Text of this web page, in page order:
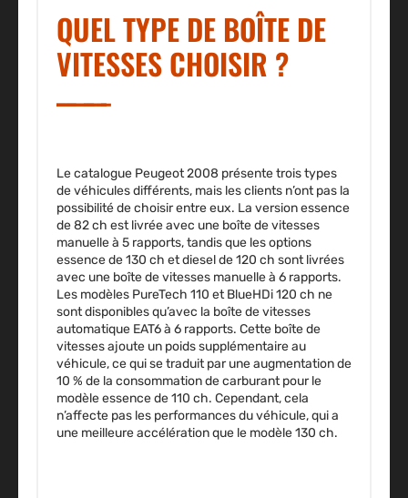
QUEL TYPE DE BOÎTE DE
VITESSES CHOISIR ?
Le catalogue Peugeot 2008 présente trois types
de véhicules différents, mais les clients n’ont pas la
possibilité de choisir entre eux. La version essence
de 82 ch est livrée avec une boîte de vitesses
manuelle à 5 rapports, tandis que les options
essence de 130 ch et diesel de 120 ch sont livrées
avec une boîte de vitesses manuelle à 6 rapports.
Les modèles PureTech 110 et BlueHDi 120 ch ne
sont disponibles qu’avec la boîte de vitesses
automatique EAT6 à 6 rapports. Cette boîte de
vitesses ajoute un poids supplémentaire au
véhicule, ce qui se traduit par une augmentation de
10 % de la consommation de carburant pour le
modèle essence de 110 ch. Cependant, cela
n’affecte pas les performances du véhicule, qui a
une meilleure accélération que le modèle 130 ch.